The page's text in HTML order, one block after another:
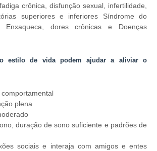
crônica, disfunção sexual, infertilidade,
superiores e inferiores Síndrome do
Enxaqueca, dores crônicas e Doenças
estilo de vida podem ajudar a aliviar o
comportamental
plena
duração de sono suficiente e padrões de
sociais e interaja com amigos e entes